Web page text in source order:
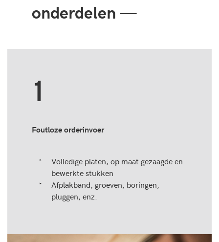
onderdelen—
1
Foutloze orderinvoer
Volledige platen, op maat gezaagde en
bewerkte stukken
Afplakband, groeven, boringen,
pluggen, enz.